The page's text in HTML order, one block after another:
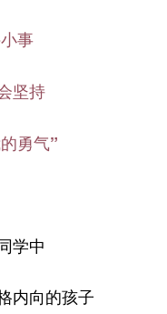
事
坚持
勇气”
学中
内向的孩子